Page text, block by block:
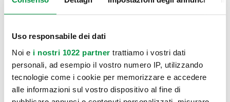
Uso responsabile dei dati
Noi e i nostri 1022 partner trattiamo i vostri dati
personali, ad esempio il vostro numero IP, utilizzando
tecnologie come i cookie per memorizzare e accedere
alle informazioni sul vostro dispositivo al fine di